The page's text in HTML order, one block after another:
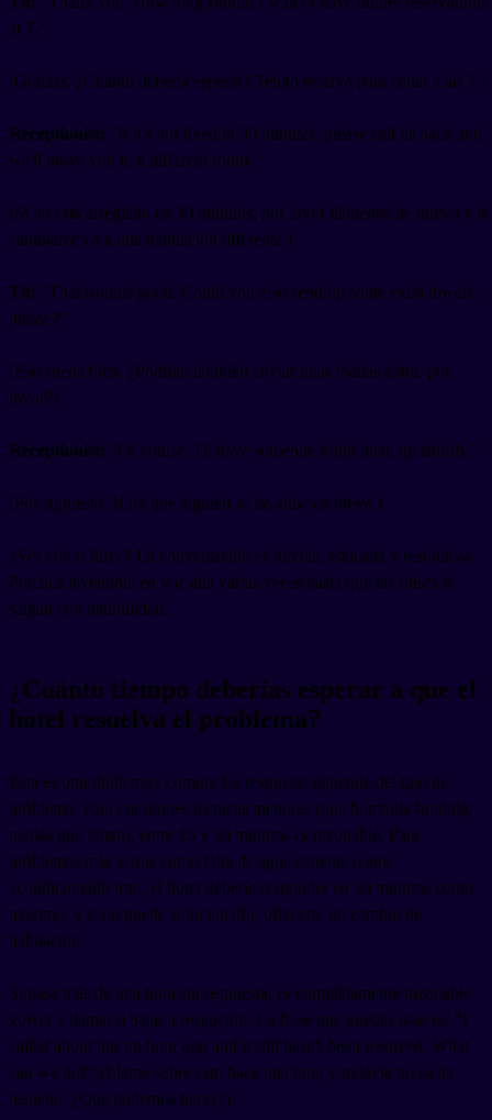
at 7."
(Gracias. ¿Cuánto debería esperar? Tengo reserva para cenar a las 7.)
Receptionist: "If it's not fixed in 30 minutes, please call us back and
we'll move you to a different room."
(Si no está arreglado en 30 minutos, por favor llámenos de nuevo y le
cambiaremos a una habitación diferente.)
Tú: "That sounds good. Could you also send up some extra towels,
please?"
(Eso suena bien. ¿Podrían también enviar unas toallas extra, por
favor?)
Receptionist: "Of course. I'll have someone bring them up shortly."
(Por supuesto. Haré que alguien se las suba en breve.)
¿Ves cómo fluye? La conversación es directa, educada y resolutiva.
Practica leyéndola en voz alta varias veces hasta que las frases te
salgan con naturalidad.
¿Cuánto tiempo deberías esperar a que el
hotel resuelva el problema?
Esta es otra duda muy común. La respuesta depende del tipo de
problema. Para cuestiones técnicas menores (una bombilla fundida,
toallas que faltan), entre 15 y 30 minutos es razonable. Para
problemas más serios como falta de agua caliente o aire
acondicionado roto, el hotel debería responder en 30 minutos como
máximo, y si no puede solucionarlo, ofrecerte un cambio de
habitación.
Si pasa más de una hora sin respuesta, es completamente razonable
volver a llamar o bajar a recepción. La frase que puedes usar es: "I
called about this an hour ago and it still hasn't been resolved. What
can we do?" (Llamé sobre esto hace una hora y todavía no se ha
resuelto. ¿Qué podemos hacer?)